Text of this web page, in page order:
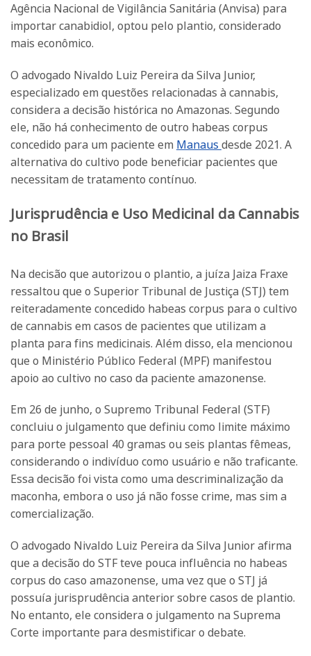
Agência Nacional de Vigilância Sanitária (Anvisa) para
importar canabidiol, optou pelo plantio, considerado
mais econômico.
O advogado Nivaldo Luiz Pereira da Silva Junior,
especializado em questões relacionadas à cannabis,
considera a decisão histórica no Amazonas. Segundo
ele, não há conhecimento de outro habeas corpus
concedido para um paciente em Manaus desde 2021. A
alternativa do cultivo pode beneficiar pacientes que
necessitam de tratamento contínuo.
Jurisprudência e Uso Medicinal da Cannabis
no Brasil
Na decisão que autorizou o plantio, a juíza Jaiza Fraxe
ressaltou que o Superior Tribunal de Justiça (STJ) tem
reiteradamente concedido habeas corpus para o cultivo
de cannabis em casos de pacientes que utilizam a
planta para fins medicinais. Além disso, ela mencionou
que o Ministério Público Federal (MPF) manifestou
apoio ao cultivo no caso da paciente amazonense.
Em 26 de junho, o Supremo Tribunal Federal (STF)
concluiu o julgamento que definiu como limite máximo
para porte pessoal 40 gramas ou seis plantas fêmeas,
considerando o indivíduo como usuário e não traficante.
Essa decisão foi vista como uma descriminalização da
maconha, embora o uso já não fosse crime, mas sim a
comercialização.
O advogado Nivaldo Luiz Pereira da Silva Junior afirma
que a decisão do STF teve pouca influência no habeas
corpus do caso amazonense, uma vez que o STJ já
possuía jurisprudência anterior sobre casos de plantio.
No entanto, ele considera o julgamento na Suprema
Corte importante para desmistificar o debate.